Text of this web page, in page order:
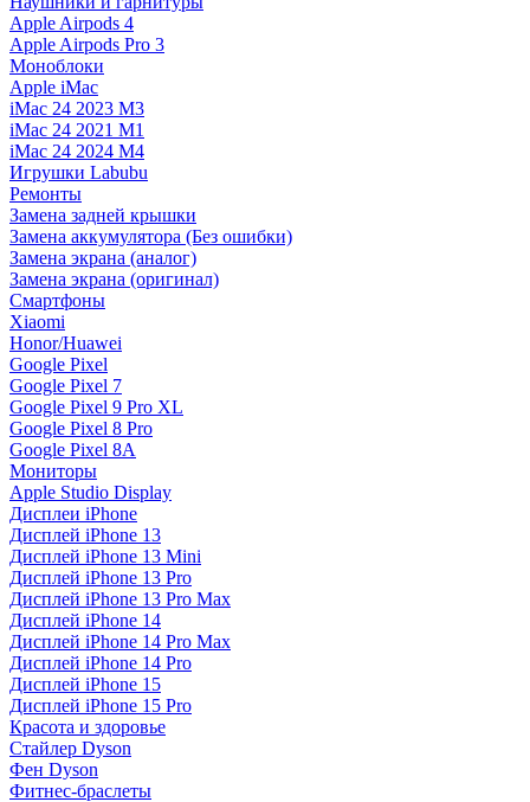
Apple Airpods 4
Apple Airpods Pro 3
Моноблоки
Apple iMac
iMac 24 2023 M3
iMac 24 2021 M1
iMac 24 2024 M4
Игрушки Labubu
Ремонты
Замена задней крышки
Замена аккумулятора (Без ошибки)
Замена экрана (аналог)
Замена экрана (оригинал)
Смартфоны
Xiaomi
Honor/Huawei
Google Pixel
Google Pixel 7
Google Pixel 9 Pro XL
Google Pixel 8 Pro
Google Pixel 8A
Мониторы
Apple Studio Display
Дисплеи iPhone
Дисплей iPhone 13
Дисплей iPhone 13 Mini
Дисплей iPhone 13 Pro
Дисплей iPhone 13 Pro Max
Дисплей iPhone 14
Дисплей iPhone 14 Pro Max
Дисплей iPhone 14 Pro
Дисплей iPhone 15
Дисплей iPhone 15 Pro
Красота и здоровье
Стайлер Dyson
Фен Dyson
Фитнес-браслеты